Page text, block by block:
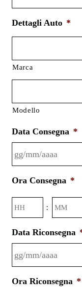
Dettagli Auto *
Marca
Modello
Data Consegna *
slash
MM
slash
Ora Consegna *
:
Ore Minuti
Data Riconsegna
slash
Ora Riconsegna *